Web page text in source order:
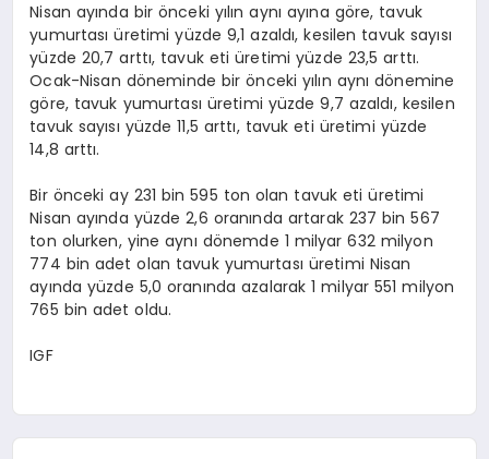
Nisan ayında bir önceki yılın aynı ayına göre, tavuk
yumurtası üretimi yüzde 9,1 azaldı, kesilen tavuk sayısı
yüzde 20,7 arttı, tavuk eti üretimi yüzde 23,5 arttı.
Ocak-Nisan döneminde bir önceki yılın aynı dönemine
göre, tavuk yumurtası üretimi yüzde 9,7 azaldı, kesilen
tavuk sayısı yüzde 11,5 arttı, tavuk eti üretimi yüzde
14,8 arttı.
Bir önceki ay 231 bin 595 ton olan tavuk eti üretimi
Nisan ayında yüzde 2,6 oranında artarak 237 bin 567
ton olurken, yine aynı dönemde 1 milyar 632 milyon
774 bin adet olan tavuk yumurtası üretimi Nisan
ayında yüzde 5,0 oranında azalarak 1 milyar 551 milyon
765 bin adet oldu.
IGF